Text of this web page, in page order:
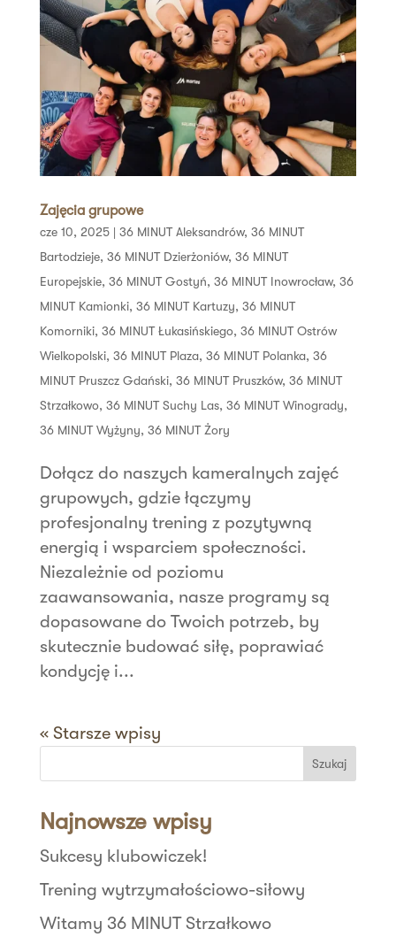
Zajęcia grupowe
cze 10, 2025| 36 MINUT Aleksandrów, 36 MINUT
Bartodzieje, 36 MINUT Dzierżoniów, 36 MINUT
Europejskie, 36 MINUT Gostyń, 36 MINUT Inowrocław, 36
MINUT Kamionki, 36 MINUT Kartuzy, 36 MINUT
Komorniki, 36 MINUT Łukasińskiego, 36 MINUT Ostrów
Wielkopolski, 36 MINUT Plaza, 36 MINUT Polanka, 36
MINUT Pruszcz Gdański, 36 MINUT Pruszków, 36 MINUT
Strzałkowo, 36 MINUT Suchy Las, 36 MINUT Winogrady,
36 MINUT Wyżyny, 36 MINUT Żory
Dołącz do naszych kameralnych zajęć
grupowych, gdzie łączymy
profesjonalny trening z pozytywną
energią i wsparciem społeczności.
Niezależnie od poziomu
zaawansowania, nasze programy są
dopasowane do Twoich potrzeb, by
skutecznie budować siłę, poprawiać
kondycję i...
« Starsze wpisy
Szukaj
Najnowsze wpisy
Sukcesy klubowiczek!
Trening wytrzymałościowo-siłowy
Witamy 36 MINUT Strzałkowo